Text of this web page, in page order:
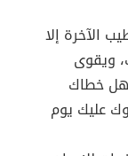
الآخرة إلا
ويقوى
خطاك
عليك يوم